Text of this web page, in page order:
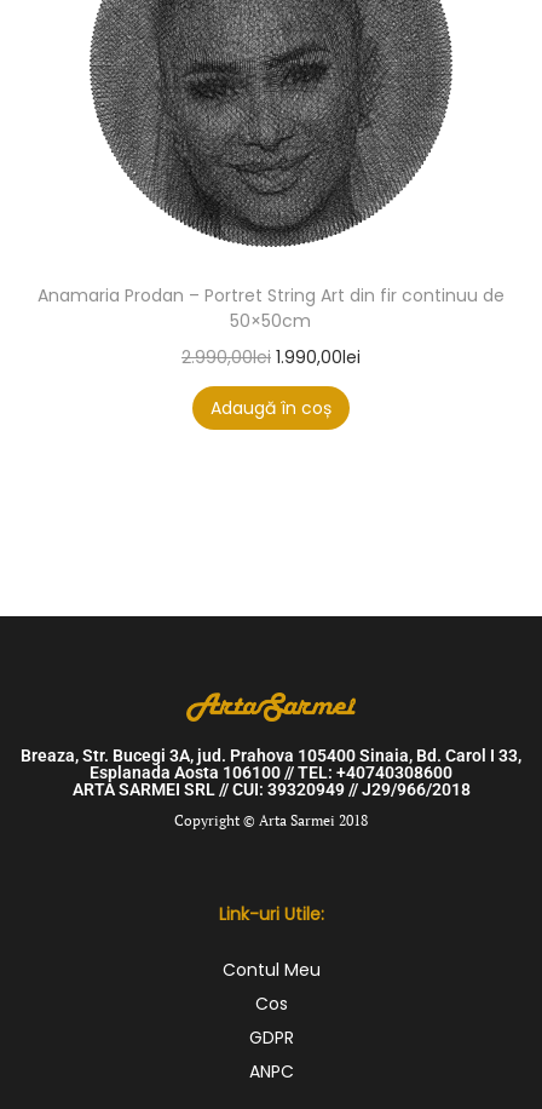
Anamaria Prodan – Portret String Art din fir continuu de
50×50cm
2.990,00lei 1.990,00lei
Adaugă în coș
Breaza, Str. Bucegi 3A, jud. Prahova 105400 Sinaia, Bd. Carol I 33,
Esplanada Aosta 106100 // TEL: +40740308600
ARTA SARMEI SRL // CUI: 39320949 // J29/966/2018
Copyright © Arta Sarmei 2018
Link-uri Utile:
Contul Meu
Cos
GDPR
ANPC